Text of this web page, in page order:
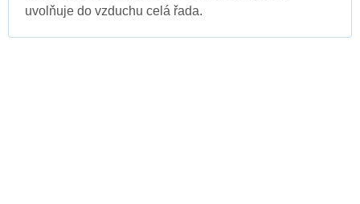
uvolňuje do vzduchu celá řada.